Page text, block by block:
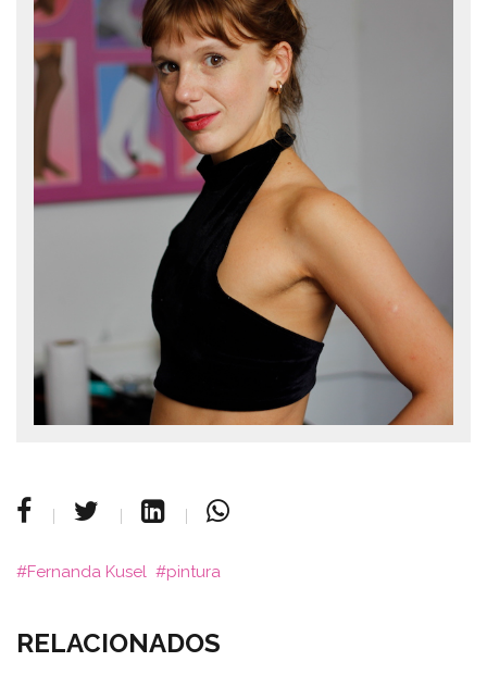
Fernanda Kusel pintura
RELACIONADOS